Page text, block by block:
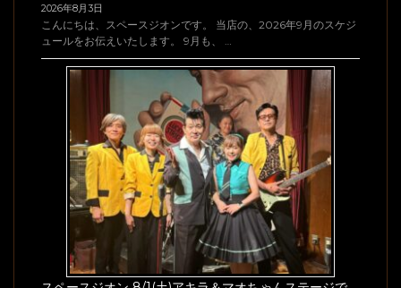
2026年8月3日
こんにちは、スペースジオンです。 当店の、2026年9月のスケジ
ュールをお伝えいたします。 9月も、 …